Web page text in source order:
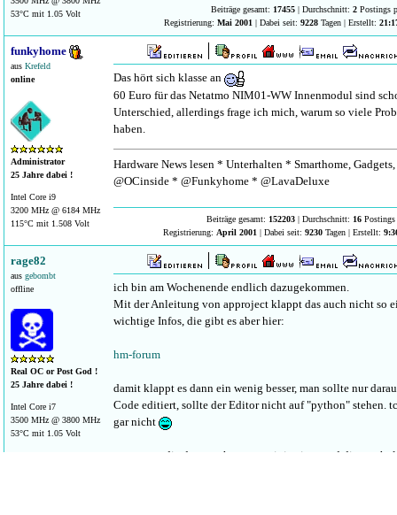
53°C mit 1.05 Volt
Beiträge gesamt: 17455 | Durchschnitt: 2 Postings
Registrierung: Mai 2001 | Dabei seit: 9228Tagen | Erstellt:
funkyhome
aus Krefeld
online
Administrator
25 Jahre dabei !
Intel Core i9
3200 MHz @ 6184 MHz
115°C mit 1.508 Volt
Das hört sich klasse an
60 Euro für das Netatmo NIM01-WW Innenmodul sind
Unterschied, allerdings frage ich mich, warum so viele
haben.
Hardware News lesen * Unterhalten * Smarthome,
@OCinside * @Funkyhome * @LavaDeluxe
Beiträge gesamt: 152203 | Durchschnitt: 16 Postings
Registrierung: April 2001 | Dabei seit: 9230 Tagen | Erstellt:
rage82
aus gebombt
offline
Real OC or Post God !
25 Jahre dabei !
Intel Core i7
3500 MHz @ 3800 MHz
53°C mit 1.05 Volt
ich bin am Wochenende endlich dazugekommen.
Mit der Anleitung von approject klappt das auch nicht so
wichtige Infos, die gibt es aber hier:
hm-forum
damit klappt es dann ein wenig besser, man sollte nur
Code editiert, sollte der Editor nicht auf "python" stehen.
gar nicht
was nervt: die daten gehen von mir ins inet und die ccu